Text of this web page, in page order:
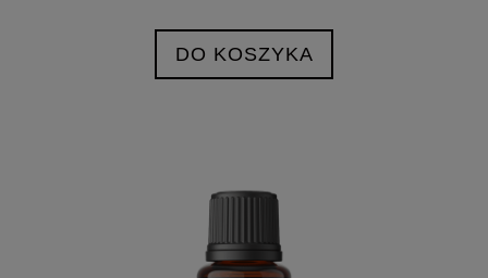
DO KOSZYKA